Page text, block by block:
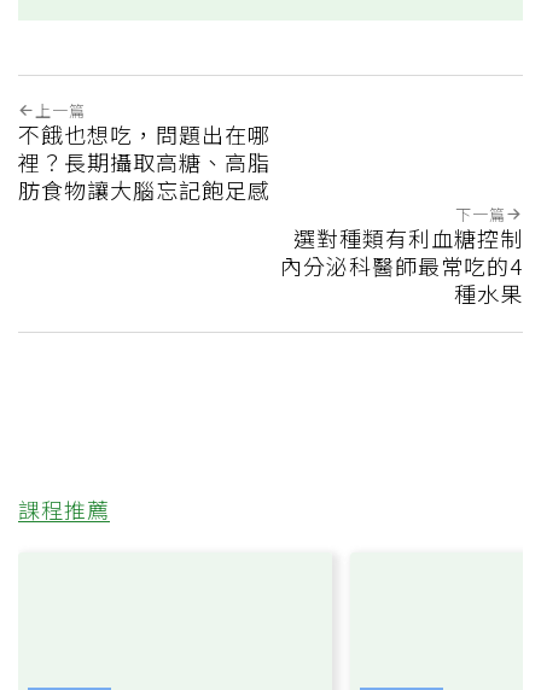
上一篇
不餓也想吃，問題出在哪
裡？長期攝取高糖、高脂
肪食物讓大腦忘記飽足感
下一篇
選對種類有利血糖控制
內分泌科醫師最常吃的4
種水果
課程推薦